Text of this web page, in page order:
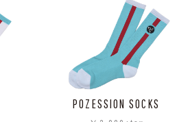
POZESSION SOCKS